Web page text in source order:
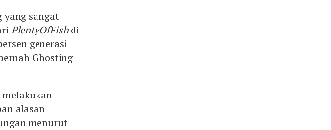
yang sangat
PlentyOfFishdi
generasi
Ghosting
melakukan
alasan
menurut